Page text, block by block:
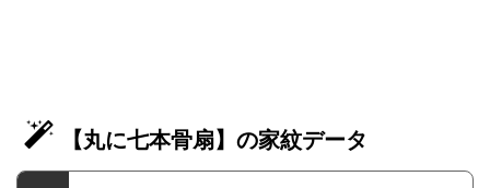
【丸に七本骨扇】の家紋データ